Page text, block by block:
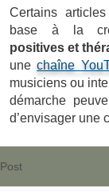
Certains
base à la
positives et
unechaîne
musiciens ou
démarche
d’envisager une
Post